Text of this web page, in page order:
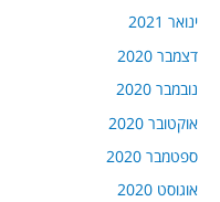
ינואר 2021
דצמבר 2020
נובמבר 2020
אוקטובר 2020
ספטמבר 2020
אוגוסט 2020